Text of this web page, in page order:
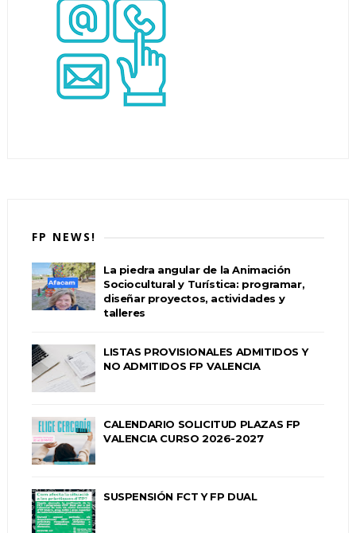
FP NEWS!
La piedra angular de la Animación
Sociocultural y Turística: programar,
diseñar proyectos, actividades y
talleres
LISTAS PROVISIONALES ADMITIDOS Y
NO ADMITIDOS FP VALENCIA
CALENDARIO SOLICITUD PLAZAS FP
VALENCIA CURSO 2026-2027
SUSPENSIÓN FCT Y FP DUAL